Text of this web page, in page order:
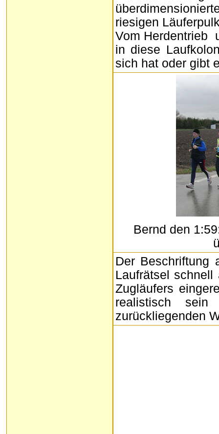
riesigen
Vom Herdentrieb
in diese
sich hat oder gibt
Bernd den
Der Beschriftung
Laufrätsel
Zugläufers
realistisch
zurückliegenden